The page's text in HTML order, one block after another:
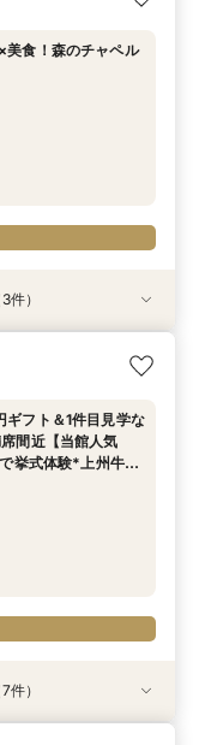
美食！森のチャペル
トホームW×限定プ
＆”安心”見積相談
見学前に自宅でOK#
件）
ギフト＆1件目見学な
間近【当館人気
挙式体験*上州牛試
件）